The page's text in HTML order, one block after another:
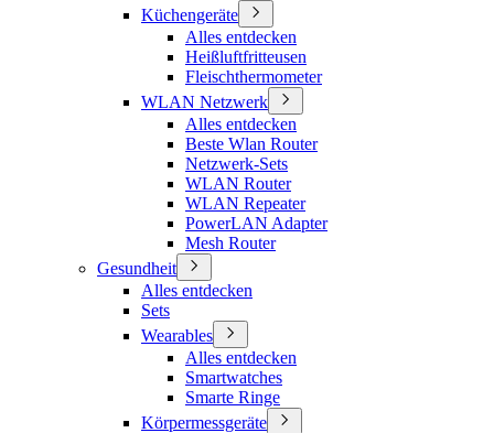
Küchengeräte
Alles entdecken
Heißluftfritteusen
Fleischthermometer
WLAN Netzwerk
Alles entdecken
Beste Wlan Router
Netzwerk-Sets
WLAN Router
WLAN Repeater
PowerLAN Adapter
Mesh Router
Gesundheit
Alles entdecken
Sets
Wearables
Alles entdecken
Smartwatches
Smarte Ringe
Körpermessgeräte